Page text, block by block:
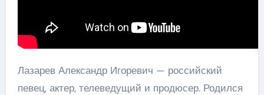
Лазарев Александр Игоревич — российский
певец, актер, телеведущий и продюсер. Родился